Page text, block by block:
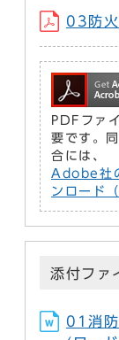
03防
PDFファ
要です。
合には、
Adobe社
ンロード
添付ファ
01消